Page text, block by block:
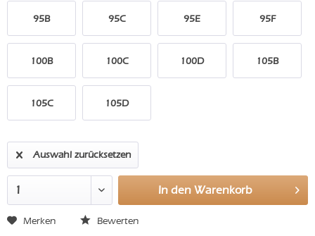
95B 95C 95E 95F
100B 100C 100D 105B
105C 105D
Auswahl zurücksetzen
In den Warenkorb
Merken Bewerten